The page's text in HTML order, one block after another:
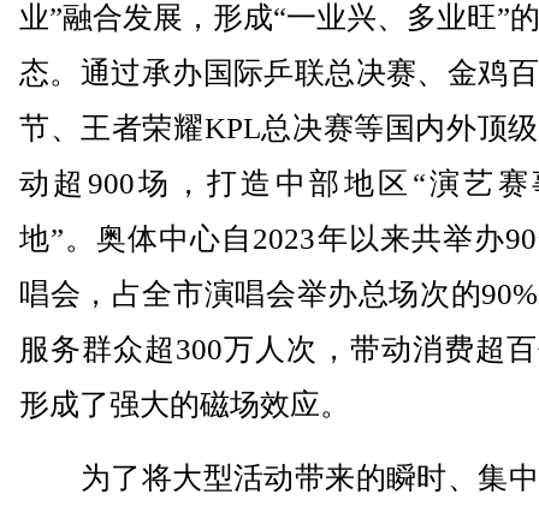
业”融合发展，形成“一业兴、多业旺”
态。通过承办国际乒联总决赛、金鸡
节、王者荣耀KPL总决赛等国内外顶
动超900场，打造中部地区“演艺赛
地”。奥体中心自2023年以来共举办
唱会，占全市演唱会举办总场次的
服务群众超300万人次，带动消费超
形成了强大的磁场效应。
为了将大型活动带来的瞬时、集